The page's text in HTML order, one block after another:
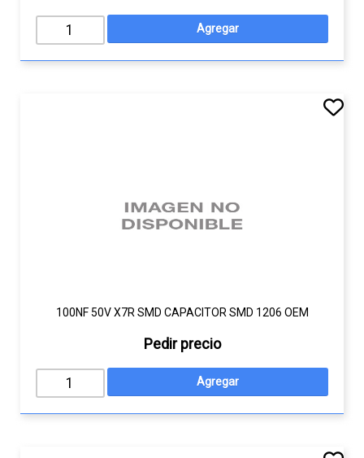
100NF 50V X7R SMD CAPACITOR SMD 1206 OEM
Pedir precio